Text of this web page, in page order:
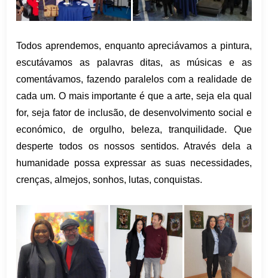
Todos aprendemos, enquanto apreciávamos a pintura,
escutávamos as palavras ditas, as músicas e as
comentávamos, fazendo paralelos com a realidade de
cada um. O mais importante é que a arte, seja ela qual
for, seja fator de inclusão, de desenvolvimento social e
económico, de orgulho, beleza, tranquilidade. Que
desperte todos os nossos sentidos. Através dela a
humanidade possa expressar as suas necessidades,
crenças, almejos, sonhos, lutas, conquistas.